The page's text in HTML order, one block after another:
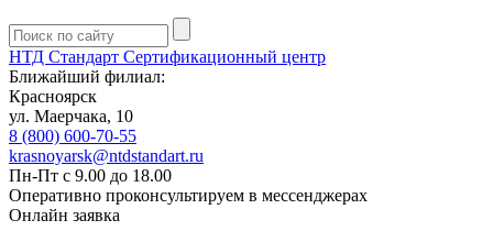
НТД Стандарт Сертификационный центр
Ближайший филиал:
Красноярск
ул. ​​​Маерчака, 10
8 (800) 600-70-55
krasnoyarsk@ntdstandart.ru
Пн-Пт с 9.00 до 18.00
Оперативно проконсультируем в мессенджерах
Онлайн заявка